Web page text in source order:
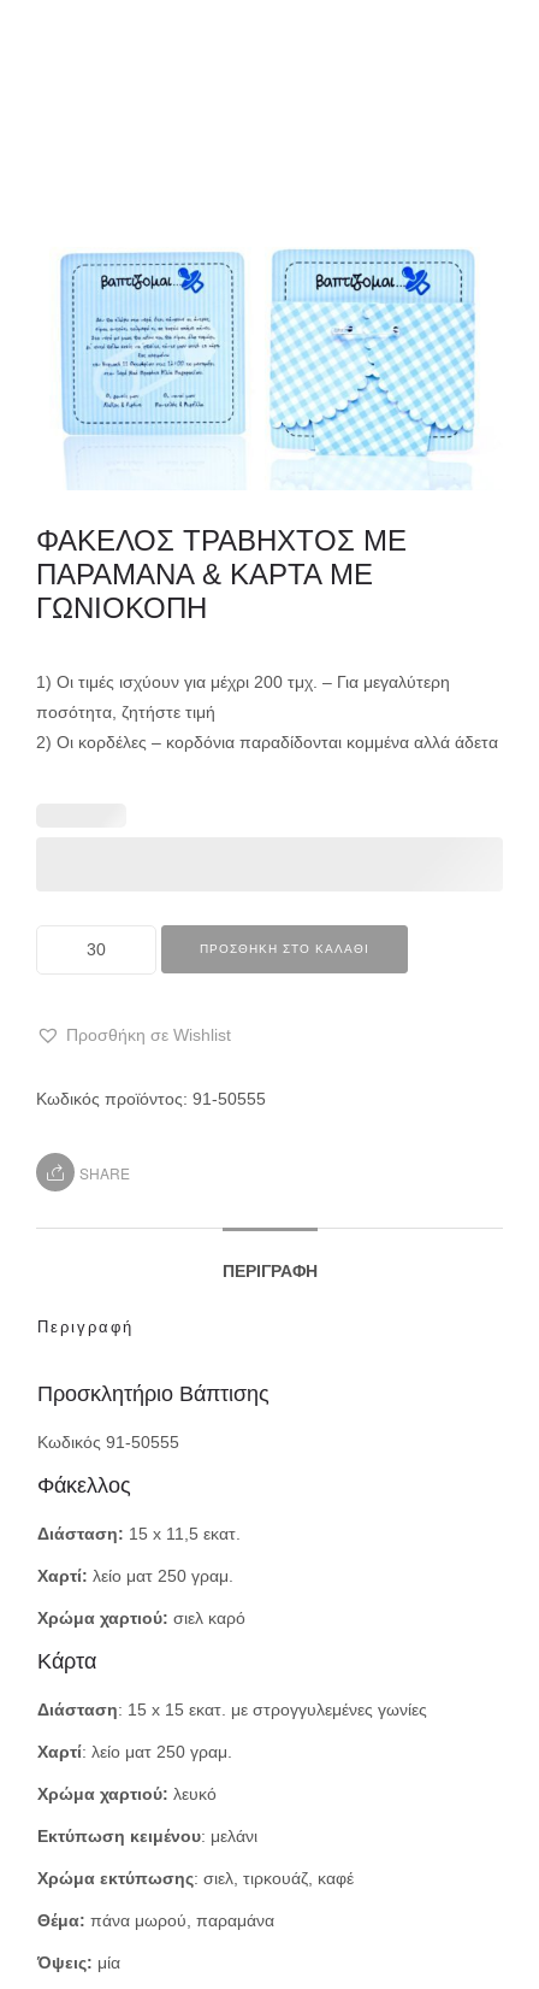
ΕΚΤΥΠΩΣΗ
ΦΑΚΕΛΟΣ ΤΡΑΒΗΧΤΟΣ ΜΕ
ΠΑΡΑΜΑΝΑ & ΚΑΡΤΑ ΜΕ
ΓΩΝΙΟΚΟΠΗ
1) Οι τιμές ισχύουν για μέχρι 200 τμχ. – Για μεγαλύτερη
ποσότητα, ζητήστε τιμή
2) Οι κορδέλες – κορδόνια παραδίδονται κομμένα αλλά άδετα
ΠΡΟΣΘΉΚΗ ΣΤΟ ΚΑΛΆΘΙ
Προσθήκη σε Wishlist
Κωδικός προϊόντος: 91-50555
SHARE
ΠΕΡΙΓΡΑΦΉ
Περιγραφή
Προσκλητήριο Βάπτισης
Κωδικός 91-50555
Φάκελλος
Διάσταση: 15 x 11,5 εκατ.
Χαρτί: λείο ματ 250 γραμ.
Χρώμα χαρτιού: σιελ καρό
Κάρτα
Διάσταση: 15 x 15 εκατ. με στρογγυλεμένες γωνίες
Χαρτί: λείο ματ 250 γραμ.
Χρώμα χαρτιού: λευκό
Εκτύπωση κειμένου: μελάνι
Χρώμα εκτύπωσης: σιελ, τιρκουάζ, καφέ
Θέμα: πάνα μωρού, παραμάνα
Όψεις: μία